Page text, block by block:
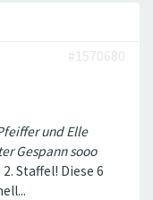
#1570680
und Elle
Gespann sooo
Staffel! Diese 6